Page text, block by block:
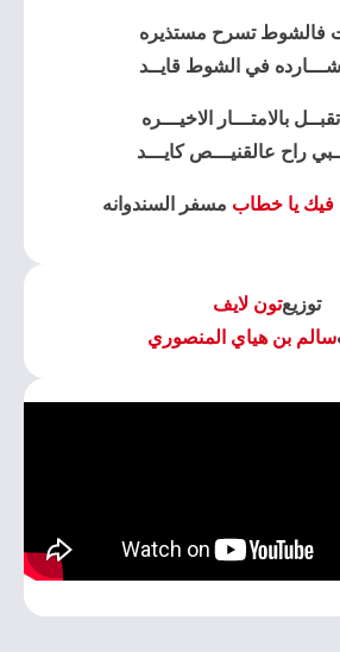
فالشوط تسرح مستذيره
في الشوط قايــد
بالامتـــار الاخيـــره
راح عالقنيـــص كايـــد
فيك يا خطاب مسفر السندوانه
توزيعتون لايف
سالم بن هياي المنصوري